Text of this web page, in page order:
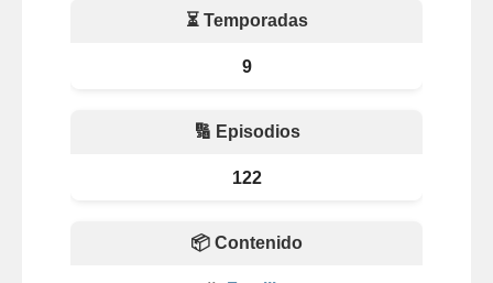
⏳ Temporadas
9
🔢 Episodios
122
📦 Contenido